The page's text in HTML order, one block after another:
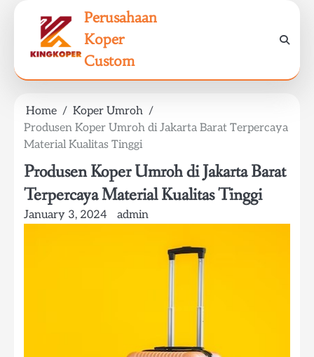
Perusahaan
Koper
Custom
Home
Koper Umroh
Produsen Koper Umroh di Jakarta Barat Terpercaya
Material Kualitas Tinggi
Produsen Koper Umroh di Jakarta Barat
Terpercaya Material Kualitas Tinggi
January 3, 2024 admin